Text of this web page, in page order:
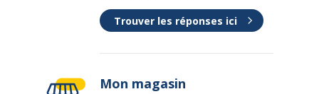
Trouver les réponses ici
Mon magasin